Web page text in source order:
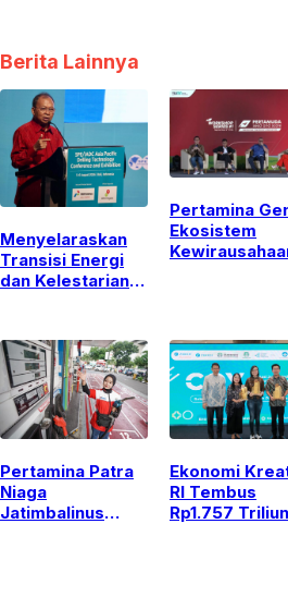
Berita Lainnya
Menyelaraskan
Transisi Energi
dan Kelestarian
APDT 2026 di
Bali
Pertamina
Ekosistem
Ranah Startup
Pertamina Patra
Niaga
Jatimbalinus
Ekonomi
RI Tembus
Rp1.757